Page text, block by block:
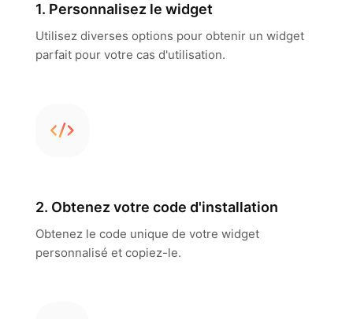
1. Personnalisez le widget
Utilisez diverses options pour obtenir un widget
parfait pour votre cas d'utilisation.
2. Obtenez votre code d'installation
Obtenez le code unique de votre widget
personnalisé et copiez-le.